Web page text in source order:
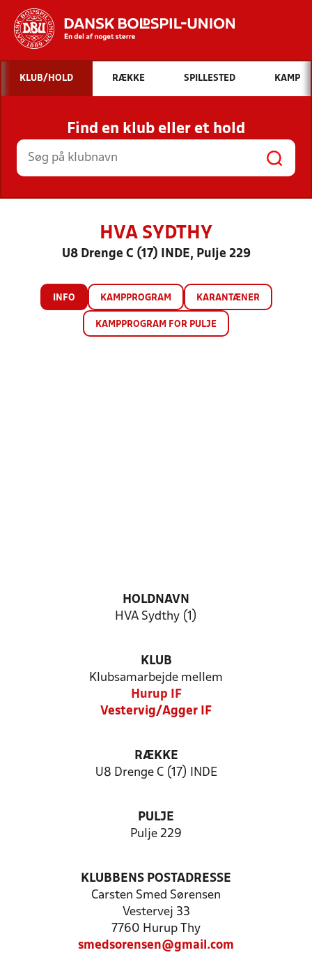
Hvad vil du søge efter?
INDHOLD OG NYHEDER
STILLINGER, RESULTATER, KLUBBER OG
HOLD
KLUB/HOLD RÆKKE SPILLESTED KAMP
Find en klub eller et hold
HVA SYDTHY
U8 Drenge C (17) INDE, Pulje 229
INFO KAMPPROGRAM KARANTÆNER
KAMPPROGRAM FOR PULJE
HOLDNAVN
HVA Sydthy (1)
KLUB
Klubsamarbejde mellem
Hurup IF
Vestervig/Agger IF
RÆKKE
U8 Drenge C (17) INDE
PULJE
Pulje 229
KLUBBENS POSTADRESSE
Carsten Smed Sørensen
Vestervej 33
7760 Hurup Thy
smedsorensen@gmail.com